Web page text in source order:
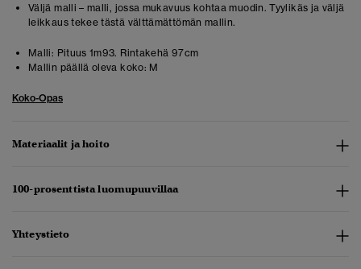
Väljä malli – malli, jossa mukavuus kohtaa muodin. Tyylikäs ja väljä
leikkaus tekee tästä välttämättömän mallin.
Malli: Pituus 1m93. Rintakehä 97cm
Mallin päällä oleva koko: M
Koko-Opas
Materiaalit ja hoito
100-prosenttista luomupuuvillaa
Yhteystieto